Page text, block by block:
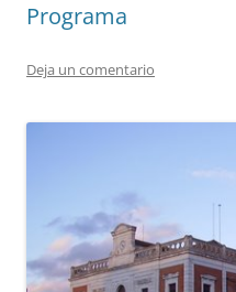
Programa
Deja un comentario